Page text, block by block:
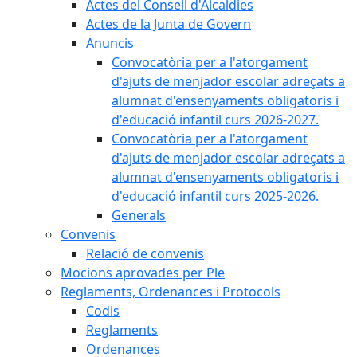
Actes del Consell d'Alcaldies
Actes de la Junta de Govern
Anuncis
Convocatòria per a l'atorgament
d'ajuts de menjador escolar adreçats a
alumnat d'ensenyaments obligatoris i
d'educació infantil curs 2026-2027.
Convocatòria per a l'atorgament
d'ajuts de menjador escolar adreçats a
alumnat d'ensenyaments obligatoris i
d'educació infantil curs 2025-2026.
Generals
Convenis
Relació de convenis
Mocions aprovades per Ple
Reglaments, Ordenances i Protocols
Codis
Reglaments
Ordenances